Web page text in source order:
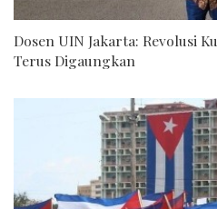
Dosen UIN Jakarta: Revolusi
Terus Digaungkan